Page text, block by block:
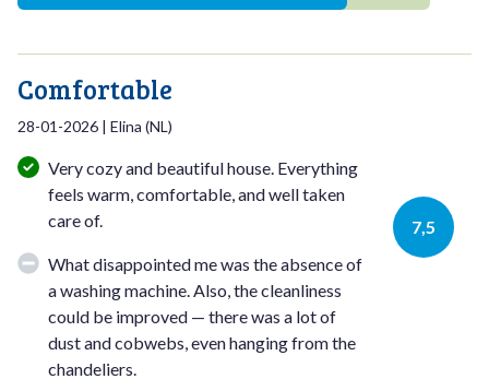
Comfortable
28-01-2026 | Elina (NL)
7,5
Very cozy and beautiful house. Everything
feels warm, comfortable, and well taken
care of.
What disappointed me was the absence of
a washing machine. Also, the cleanliness
could be improved — there was a lot of
dust and cobwebs, even hanging from the
chandeliers.